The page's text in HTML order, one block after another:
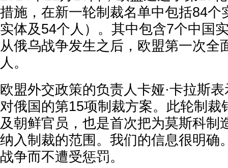
措施，在新一轮制裁名单中包括84个
实体及54个人）。其中包含7个中国
从俄乌战争发生之后，欧盟第一次全
人。
欧盟外交政策的负责人卡娅·卡拉斯
对俄国的第15项制裁方案。此轮制裁
及朝鲜官员，也是首次把为莫斯科制
纳入制裁的范围。我们的信息很明确
战争而不遭受惩罚。